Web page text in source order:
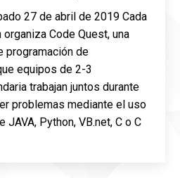
27 de abril de 2019 Cada
Code Quest, una
programación de
equipos de 2-3
trabajan juntos durante
problemas mediante el uso
JAVA, Python, VB.net, C o C